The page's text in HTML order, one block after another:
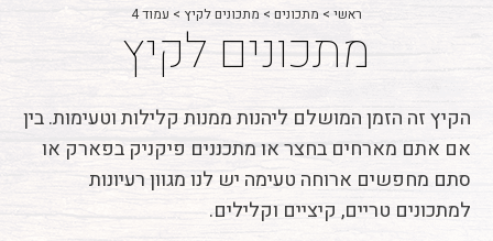
ראשי > מתכונים > מתכונים לקיץ > עמוד 4
מתכונים לקיץ
הקיץ זה הזמן המושלם ליהנות ממנות קלילות וטעימות. בין
אם אתם מארחים בחצר או מתכננים פיקניק בפארק או
סתם מחפשים ארוחה טעימה יש לנו מגוון רעיונות
למתכונים טריים, קיציים וקלילים.